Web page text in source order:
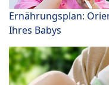
Ernährungsplan:
Ihres Babys